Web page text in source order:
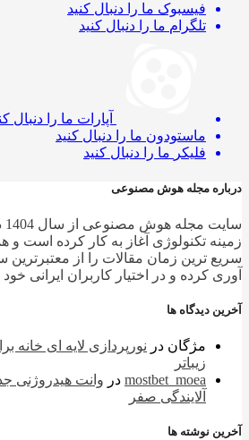
فیسبوک ما را دنبال کنید
تلگرام ما را دنبال کنید
آپارات ما را دنبال کنید
ماستودون ما را دنبال کنید
فلیکر ما را دنبال کنید
مجله هوش مصنوعی
سایت مجله
تکنولوژی آغاز به کار کرده است و
ترین زمان مقالات را از معتبرترین
کرده و در اختیار کاربران ایرانی خود قرار
دیدگاه ها
مژگاندرنورپردازی لایه ای خانه برای
زیباتر
mostbet_moeaدروانت هیدروژنی جدید
آلایندگی صفر
نوشته ها